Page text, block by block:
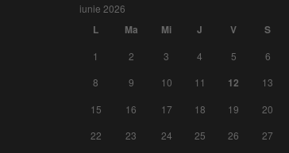
iunie 2026
L Ma Mi J V S
1 2 3 4 5 6
8
9 10 11 12 13
15
16 17 18 19 20
22
23 24 25 26 27